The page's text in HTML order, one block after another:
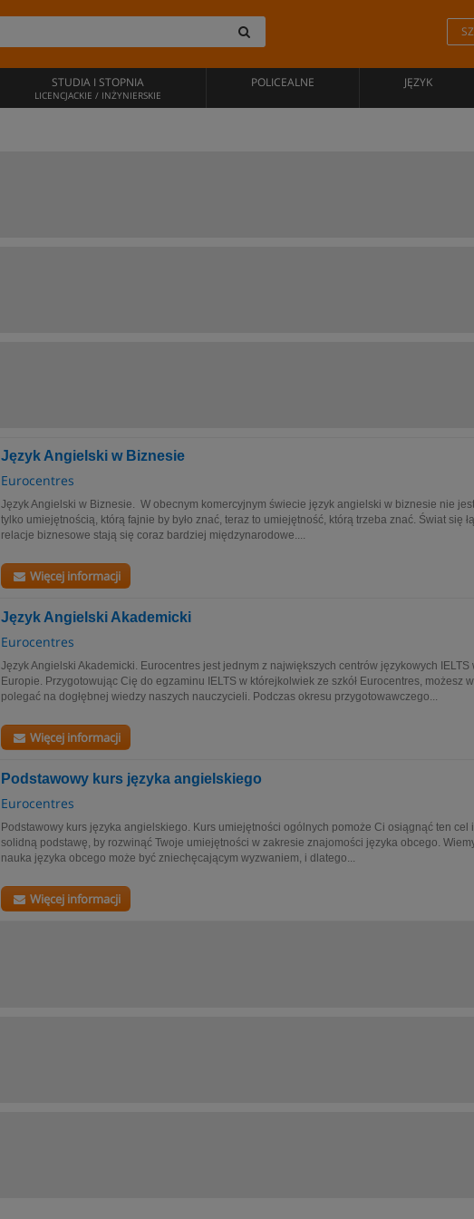
STUDIA I STOPNIA
LICENCJACKIE / INŻYNIERSKIE
POLICEALNE JĘZYK
Język Angielski w Biznesie
Eurocentres
Język Angielski w Biznesie. W obecnym komercyjnym świecie język angielski w biznesie nie
tylko umiejętnością, którą fajnie by było znać, teraz to umiejętność, którą trzeba znać. Świat się
relacje biznesowe stają się coraz bardziej międzynarodowe....
Więcej informacji
Język Angielski Akademicki
Eurocentres
Język Angielski Akademicki. Eurocentres jest jednym z największych centrów językowych IELTS
Europie. Przygotowując Cię do egzaminu IELTS w którejkolwiek ze szkół Eurocentres, możesz w
polegać na dogłębnej wiedzy naszych nauczycieli. Podczas okresu przygotowawczego...
Więcej informacji
Podstawowy kurs języka angielskiego
Eurocentres
Podstawowy kurs języka angielskiego. Kurs umiejętności ogólnych pomoże Ci osiągnąć ten cel
solidną podstawę, by rozwinąć Twoje umiejętności w zakresie znajomości języka obcego.
nauka języka obcego może być zniechęcającym wyzwaniem, i dlatego...
Więcej informacji